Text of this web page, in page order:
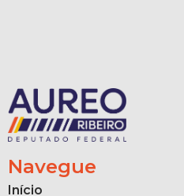
Navegue
Início